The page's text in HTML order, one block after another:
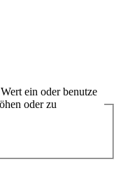
ein oder benutze
oder zu